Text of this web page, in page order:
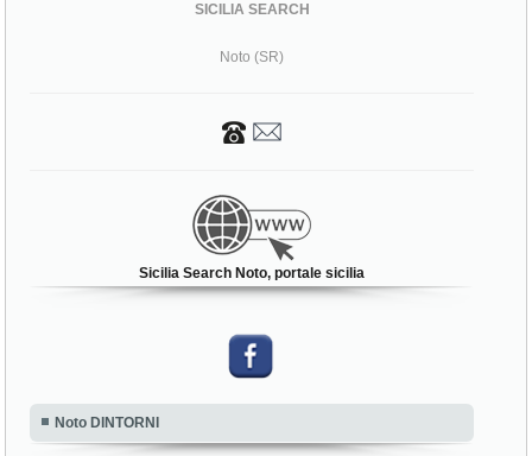
SICILIA SEARCH
Noto (SR)
Sicilia Search Noto, portale sicilia
Noto DINTORNI